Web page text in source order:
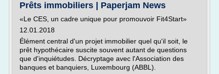
Prêts immobiliers | Paperjam News
«Le CES, un cadre unique pour promouvoir Fit4Start»
12.01.2018
Élément central d'un projet immobilier quel qu'il soit, le
prêt hypothécaire suscite souvent autant de questions
que d'inquiétudes. Décryptage avec l'Association des
banques et banquiers, Luxembourg (ABBL).